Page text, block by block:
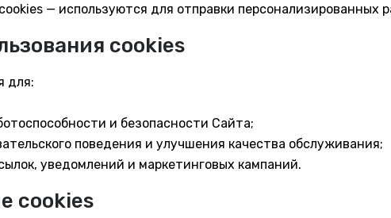
— используются для отправки персонализированных
cookies
для:
и безопасности Сайта;
поведения и улучшения качества обслуживания;
уведомлений и маркетинговых кампаний.
cookies